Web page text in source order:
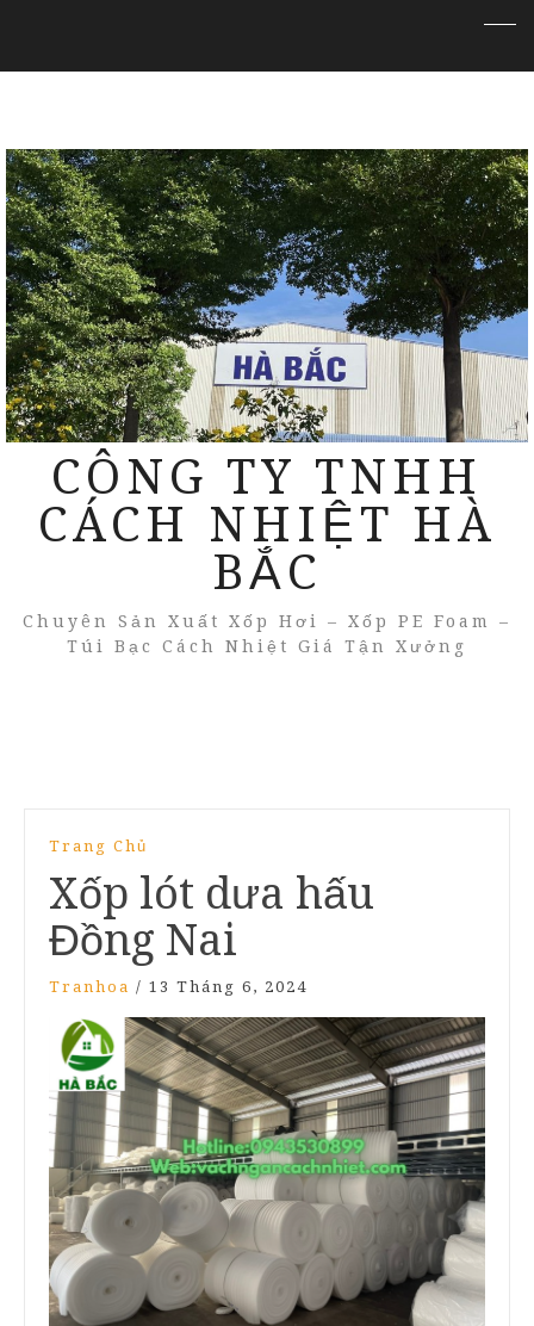
CÔNG TY TNHH
CÁCH NHIỆT HÀ
BẮC
Chuyên Sản Xuất Xốp Hơi – Xốp PE Foam –
Túi Bạc Cách Nhiệt Giá Tận Xưởng
Trang Chủ
Xốp lót dưa hấu
Đồng Nai
Tranhoa / 13 Tháng 6, 2024